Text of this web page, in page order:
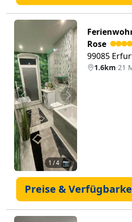
Zurück Weiter
1 / 4 📷
Rose
99085
1.6km·21
Preise &